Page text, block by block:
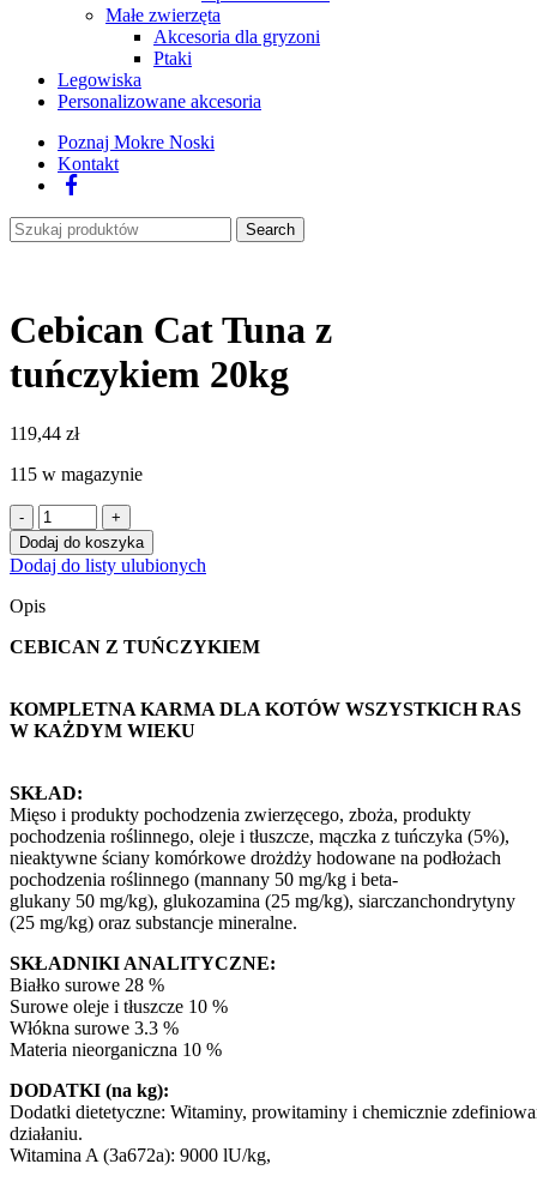
Małe zwierzęta
Akcesoria dla gryzoni
Ptaki
Legowiska
Personalizowane akcesoria
Poznaj Mokre Noski
Kontakt
Search
Cebican Cat Tuna z
tuńczykiem 20kg
119,44 zł
115 w magazynie
ilość
Cebican
Cat
Tuna
z
20kg
Dodaj do koszyka
Dodaj do listy ulubionych
Opis
CEBICAN Z TUŃCZYKIEM
KOMPLETNA KARMA DLA KOTÓW WSZYSTKICH RAS
W KAŻDYM WIEKU
SKŁAD:
Mięso i produkty pochodzenia zwierzęcego, zboża, produkty
pochodzenia roślinnego, oleje i tłuszcze, mączka z tuńczyka (5%),
nieaktywne ściany komórkowe drożdży hodowane na podłożach
pochodzenia roślinnego (mannany 50 mg/kg i beta-
glukany 50 mg/kg), glukozamina (25 mg/kg), siarczanchondrytyny
(25 mg/kg) oraz substancje mineralne.
SKŁADNIKI ANALITYCZNE:
Białko surowe 28 %
Surowe oleje i tłuszcze 10 %
Włókna surowe 3.3 %
Materia nieorganiczna 10 %
DODATKI (na kg):
Dodatki dietetyczne: Witaminy, prowitaminy i chemicznie
działaniu.
Witamina A (3a672a): 9000 lU/kg,